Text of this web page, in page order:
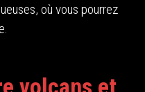
où vous pourrez
volcans et